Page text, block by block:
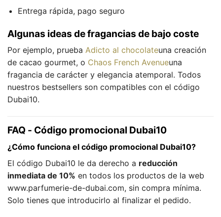
Entrega rápida, pago seguro
Algunas ideas de fragancias de bajo coste
Por ejemplo, prueba Adicto al chocolateuna creación
de cacao gourmet, o Chaos French Avenueuna
fragancia de carácter y elegancia atemporal. Todos
nuestros bestsellers son compatibles con el código
Dubai10.
FAQ - Código promocional Dubai10
¿Cómo funciona el código promocional Dubai10?
El código Dubai10 le da derecho a reducción
inmediata de 10% en todos los productos de la web
www.parfumerie-de-dubai.com, sin compra mínima.
Solo tienes que introducirlo al finalizar el pedido.